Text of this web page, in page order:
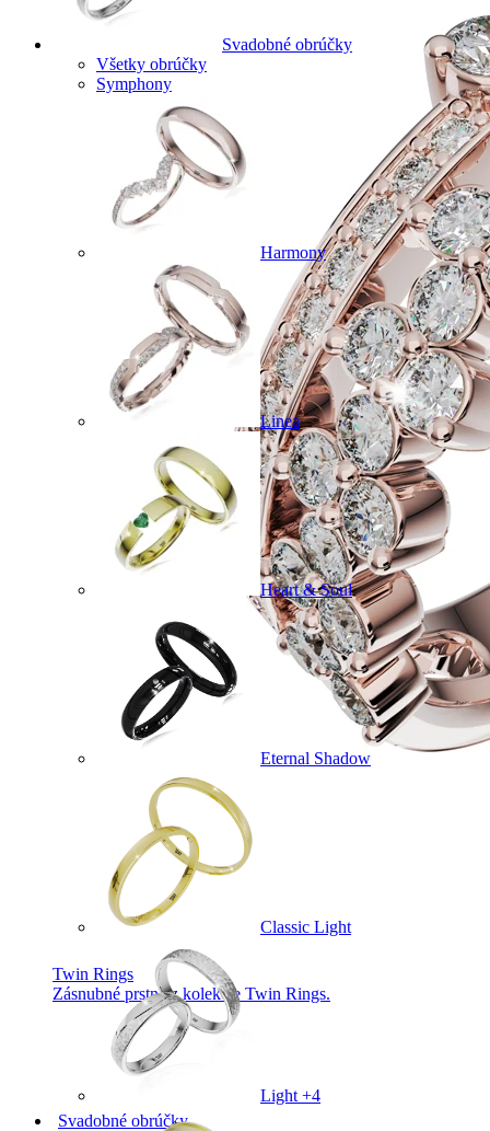
Twin Rings
Zásnubné prstne z kolekcie Twin Rings.
Svadobné obrúčky
Svadobné obrúčky
Všetky obrúčky
Symphony
Harmony
Linea
Heart & Soul
Eternal Shadow
Classic Light
Light +4